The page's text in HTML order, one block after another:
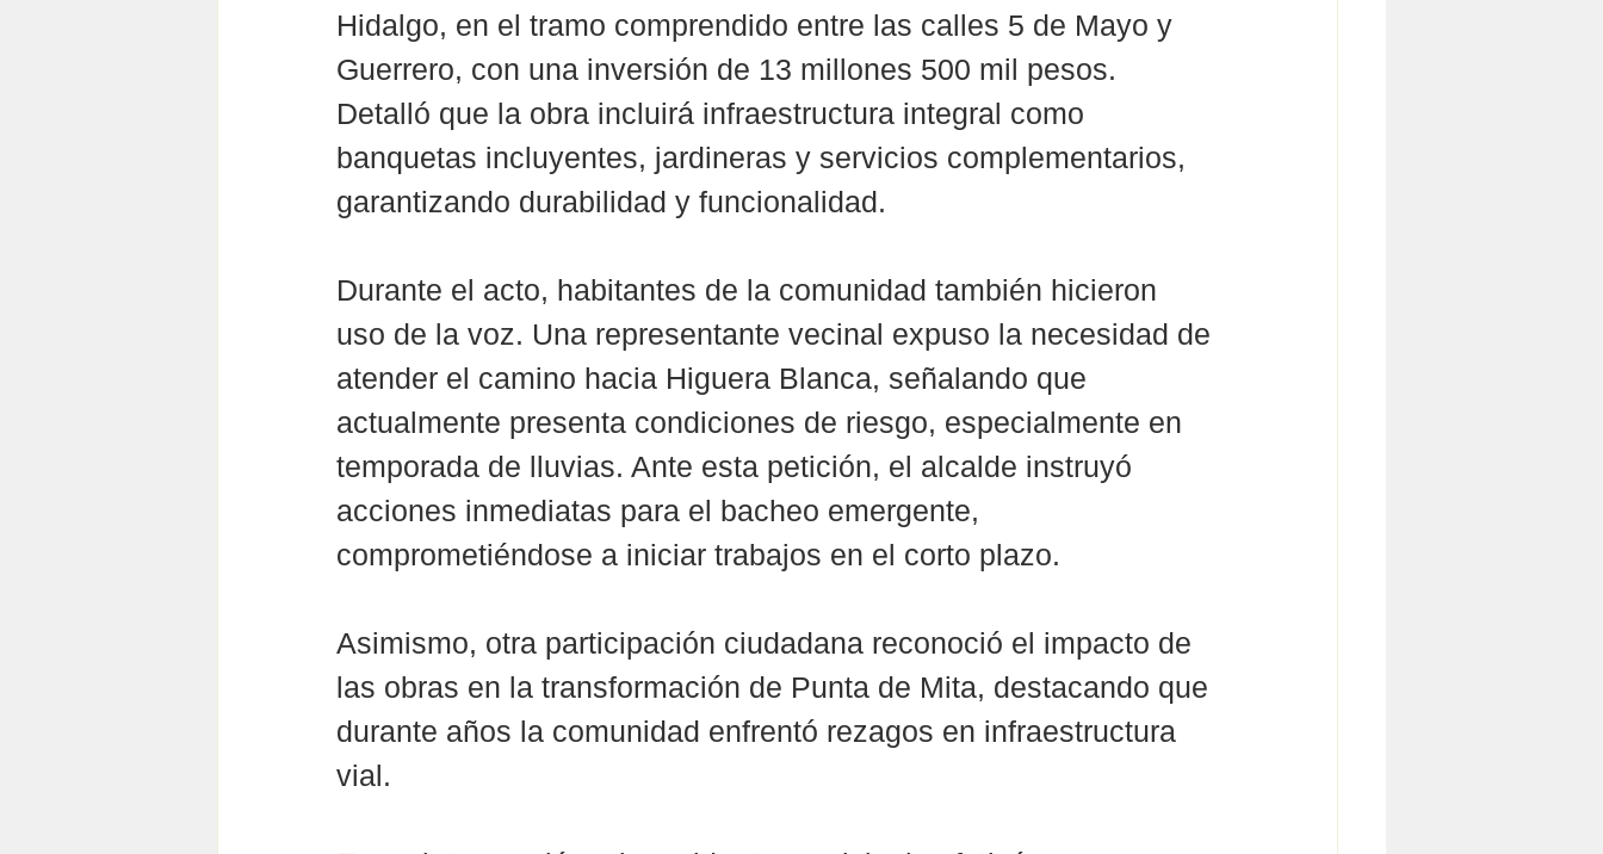
Hidalgo, en el tramo comprendido entre las calles 5 de Mayo y
Guerrero, con una inversión de 13 millones 500 mil pesos.
Detalló que la obra incluirá infraestructura integral como
banquetas incluyentes, jardineras y servicios complementarios,
garantizando durabilidad y funcionalidad.
Durante el acto, habitantes de la comunidad también hicieron
uso de la voz. Una representante vecinal expuso la necesidad de
atender el camino hacia Higuera Blanca, señalando que
actualmente presenta condiciones de riesgo, especialmente en
temporada de lluvias. Ante esta petición, el alcalde instruyó
acciones inmediatas para el bacheo emergente,
comprometiéndose a iniciar trabajos en el corto plazo.
Asimismo, otra participación ciudadana reconoció el impacto de
las obras en la transformación de Punta de Mita, destacando que
durante años la comunidad enfrentó rezagos en infraestructura
vial.